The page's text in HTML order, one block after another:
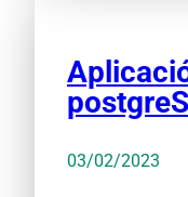
03/02/2023